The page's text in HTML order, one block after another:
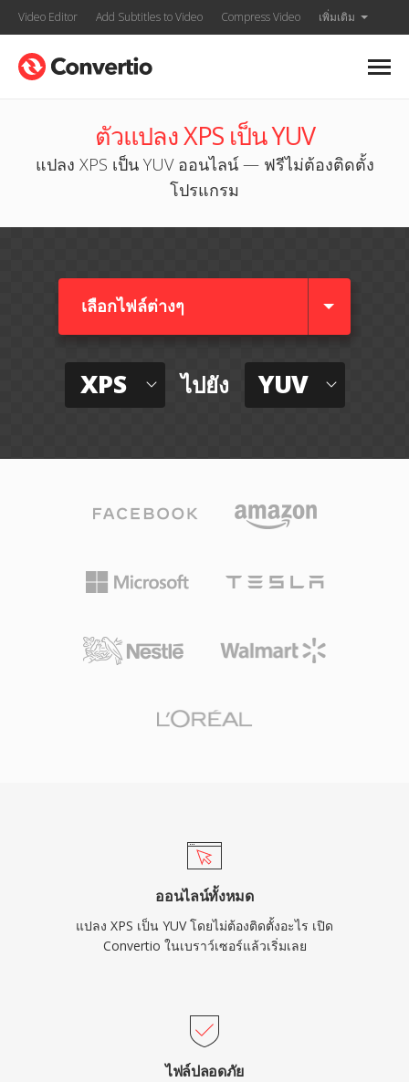
Video Editor Add Subtitles to Video Compress Video เพิ่มเติม
ตัวแปลง XPS เป็น YUV
แปลง XPS เป็น YUV ออนไลน์ — ฟรีไม่ต้องติดตั้ง
โปรแกรม
เลือกไฟล์ต่างๆ​
XPS ไปยัง YUV
ออนไลน์ทั้งหมด
แปลง XPS เป็น YUV โดยไม่ต้องติดตั้งอะไร เปิด
Convertio ในเบราว์เซอร์แล้วเริ่มเลย
ไฟล์ปลอดภัย